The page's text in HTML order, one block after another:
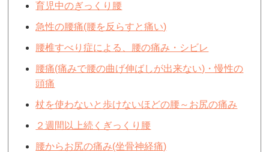
育児中のぎっくり腰
急性の腰痛(腰を反らすと痛い)
腰椎すべり症による、腰の痛み・シビレ
腰痛(痛みで腰の曲げ伸ばしが出来ない)・慢性の
頭痛
杖を使わないと歩けないほどの腰～お尻の痛み
２週間以上続くぎっくり腰
腰からお尻の痛み(坐骨神経痛)